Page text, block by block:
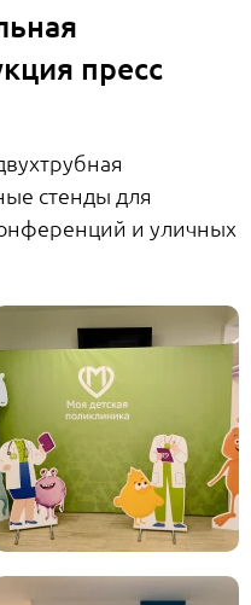
пресс
стенды для
и уличных